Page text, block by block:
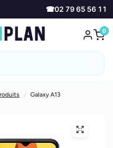
☎02 79 65 56 11
0
/ Galaxy A13